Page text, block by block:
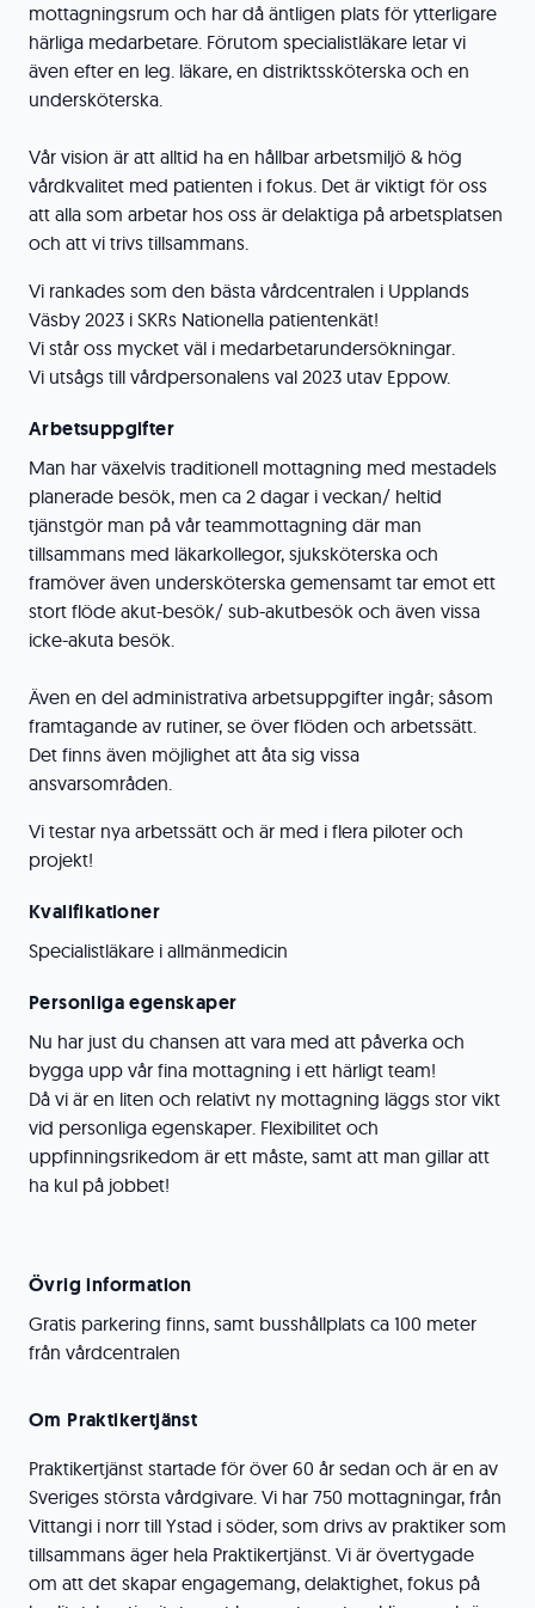
mottagningsrum och har då äntligen plats för ytterligare
härliga medarbetare. Förutom specialistläkare letar vi
även efter en leg. läkare, en distriktssköterska och en
undersköterska.
Vår vision är att alltid ha en hållbar arbetsmiljö & hög
vårdkvalitet med patienten i fokus. Det är viktigt för oss
att alla som arbetar hos oss är delaktiga på arbetsplatsen
och att vi trivs tillsammans.
Vi rankades som den bästa vårdcentralen i Upplands
Väsby 2023 i SKRs Nationella patientenkät!
Vi står oss mycket väl i medarbetarundersökningar.
Vi utsågs till vårdpersonalens val 2023 utav Eppow.
Arbetsuppgifter
Man har växelvis traditionell mottagning med mestadels
planerade besök, men ca 2 dagar i veckan/ heltid
tjänstgör man på vår teammottagning där man
tillsammans med läkarkollegor, sjuksköterska och
framöver även undersköterska gemensamt tar emot ett
stort flöde akut-besök/ sub-akutbesök och även vissa
icke-akuta besök.
Även en del administrativa arbetsuppgifter ingår; såsom
framtagande av rutiner, se över flöden och arbetssätt.
Det finns även möjlighet att åta sig vissa
ansvarsområden.
Vi testar nya arbetssätt och är med i flera piloter och
projekt!
Kvalifikationer
Specialistläkare i allmänmedicin
Personliga egenskaper
Nu har just du chansen att vara med att påverka och
bygga upp vår fina mottagning i ett härligt team!
Då vi är en liten och relativt ny mottagning läggs stor vikt
vid personliga egenskaper. Flexibilitet och
uppfinningsrikedom är ett måste, samt att man gillar att
ha kul på jobbet!
Övrig information
Gratis parkering finns, samt busshållplats ca 100 meter
från vårdcentralen
Om Praktikertjänst
Praktikertjänst startade för över 60 år sedan och är en av
Sveriges största vårdgivare. Vi har 750 mottagningar, från
Vittangi i norr till Ystad i söder, som drivs av praktiker som
tillsammans äger hela Praktikertjänst. Vi är övertygade
om att det skapar engagemang, delaktighet, fokus på